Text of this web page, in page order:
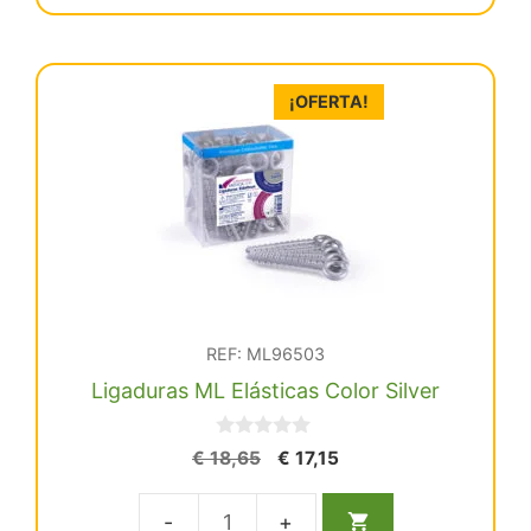
€ 18,65.€ 17,15.
Elásticas
Surt
¡OFERTA!
REF: ML96503
Ligaduras ML Elásticas Color Silver
0
d
€18,65
El
€ 17,15El
actual